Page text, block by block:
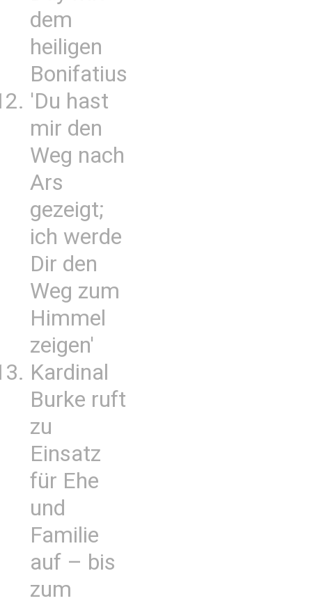
dem
heiligen
Bonifatius
'Du hast
mir den
Weg nach
Ars
gezeigt;
ich werde
Dir den
Weg zum
Himmel
zeigen'
Kardinal
Burke ruft
zu
Einsatz
für Ehe
und
Familie
auf – bis
zum